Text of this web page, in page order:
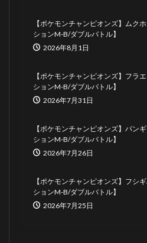
【ポケモンチャンピオンズ】ムク
ションM-B/ダブルバトル】
2026年8月1日
【ポケモンチャンピオンズ】フラ
ションM-B/ダブルバトル】
2026年7月31日
【ポケモンチャンピオンズ】バン
ションM-B/ダブルバトル】
2026年7月26日
【ポケモンチャンピオンズ】フシ
ションM-B/ダブルバトル】
2026年7月25日